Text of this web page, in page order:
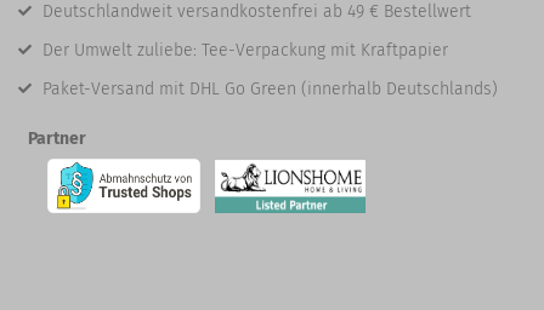
Deutschlandweit versandkostenfrei ab 49 € Bestellwert
Der Umwelt zuliebe: Tee-Verpackung mit Kraftpapier
Paket-Versand mit DHL Go Green (innerhalb Deutschlands)
Partner